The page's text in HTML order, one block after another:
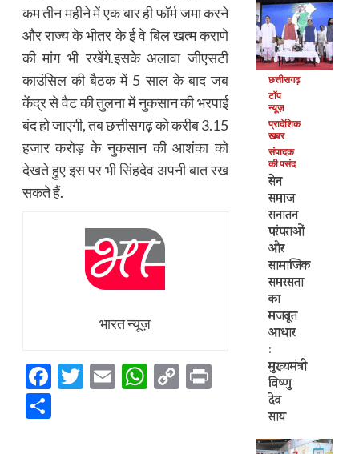
कम तीन महीने में एक बार ही फॉर्म जमा करने
और राज्य के भीतर के ई वे बिल खत्म कराणे
की मांग भी रखेंगे.इसके अलावा जीएसटी
काउंसिल की बैठक में 5 साल के बाद जब
केंद्र से वैट की तुलना में नुकसान की भरपाई
बंद हो जाएगी, तब छत्तीसगढ़ को करीब 3.15
हजार करोड़ के नुकसान की आशंका को
देखते हुए इस पर भी सिंहदेव अपनी बात रख
सकते हैं.
भारत न्यूज़
Facebook
Twitter
EmailWhatsApp
CopyPrint
Share
छत्तीसगढ़
टॉप
न्यूज़
प्रादेशिक
खबर
संपादक
की पसंद
सेन
समाज
सनातन
परंपराओं
और
सामाजिक
समरसता
का
मजबूत
आधार
:
मुख्यमंत्री
विष्णु
देव
साय